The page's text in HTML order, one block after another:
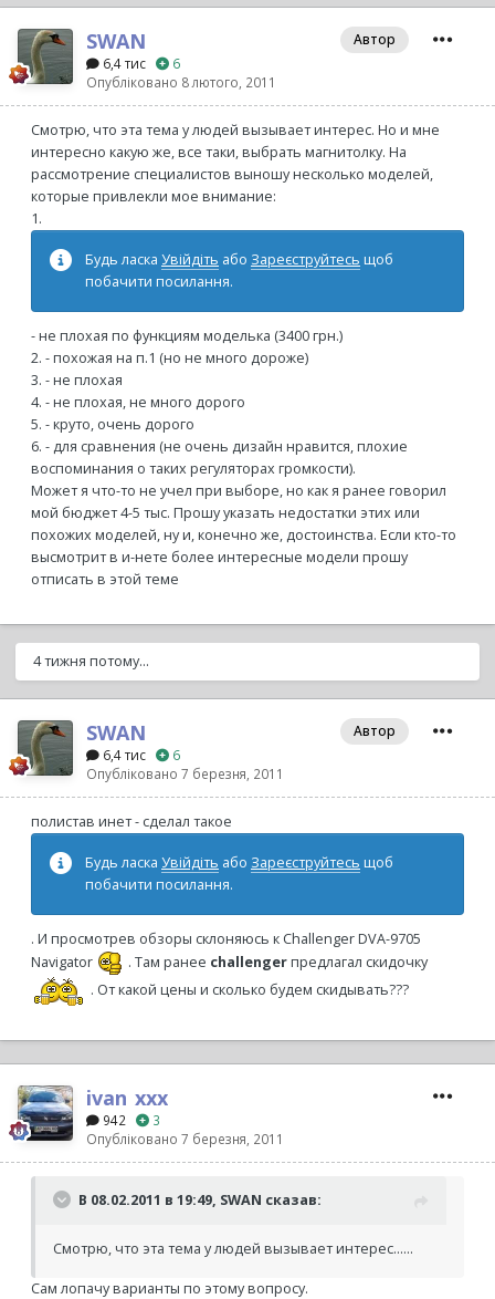
SWAN
6,4 тис
6
Опубліковано 8 лютого, 2011
Автор
Смотрю, что эта тема у людей вызывает интерес. Но и мне
интересно какую же, все таки, выбрать магнитолку. На
рассмотрение специалистов выношу несколько моделей,
которые привлекли мое внимание:
1.
Будь ласка Увійдіть або Зареєструйтесь щоб
побачити посилання.
- не плохая по функциям моделька (3400 грн.)
2. - похожая на п.1 (но не много дороже)
3. - не плохая
4. - не плохая, не много дорого
5. - круто, очень дорого
6. - для сравнения (не очень дизайн нравится, плохие
воспоминания о таких регуляторах громкости).
Может я что-то не учел при выборе, но как я ранее говорил
мой бюджет 4-5 тыс. Прошу указать недостатки этих или
похожих моделей, ну и, конечно же, достоинства. Если кто-то
высмотрит в и-нете более интересные модели прошу
отписать в этой теме
4 тижня потому...
SWAN
6,4 тис
6
Опубліковано 7 березня, 2011
Автор
полистав инет - сделал такое
Будь ласка Увійдіть або Зареєструйтесь щоб
побачити посилання.
. И просмотрев обзоры склоняюсь к Challenger DVA-9705
Navigator
. Там ранее challengerпредлагал скидочку
. От какой цены и сколько будем скидывать???
ivan_xxx
942
3
Опубліковано 7 березня, 2011
В 08.02.2011 в 19:49, SWAN сказав:
Смотрю, что эта тема у людей вызывает интерес......
Сам лопачу варианты по этому вопросу.